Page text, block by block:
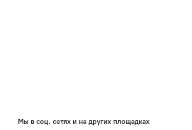
Мы в соц. сетях и на других площадках